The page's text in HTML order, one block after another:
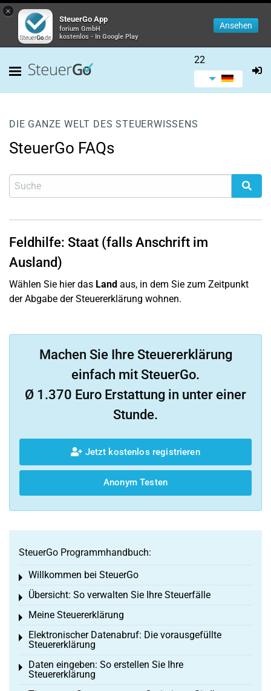
×
SteuerGo App
forium GmbH
kostenlos - In Google Play
Ansehen
22
DIE GANZE WELT DES STEUERWISSENS
SteuerGo FAQs
Feldhilfe: Staat (falls Anschrift im
Ausland)
Wählen Sie hier das Land aus, in dem Sie zum Zeitpunkt
der Abgabe der Steuererklärung wohnen.
Machen Sie Ihre Steuererklärung
einfach mit SteuerGo.
Ø 1.370 Euro Erstattung in unter einer
Stunde.
Jetzt kostenlos registrieren
Anonym Testen
SteuerGo Programmhandbuch:
Willkommen bei SteuerGo
Toggle menu
Übersicht: So verwalten Sie Ihre Steuerfälle
Toggle menu
Meine Steuererklärung
Toggle menu
Elektronischer Datenabruf: Die vorausgefüllte
Steuererklärung
Toggle menu
Daten eingeben: So erstellen Sie Ihre
Steuererklärung
Toggle menu